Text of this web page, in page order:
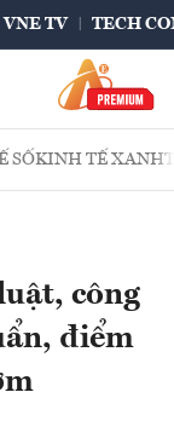
VNE TV TECH
SỐKINH TẾ XANH
công
điểm